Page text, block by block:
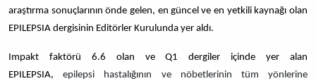
araştırma sonuçlarının önde gelen, en güncel ve en yetkili kaynağı olan
EPILEPSIA dergisinin Editörler Kurulunda yer aldı.
Impakt faktörü 6.6 olan ve Q1 dergiler içinde yer alan
EPILEPSIA,epilepsi hastalığının ve nöbetlerinin tüm yönlerine